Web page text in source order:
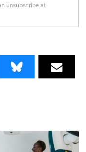
unsubscribe at